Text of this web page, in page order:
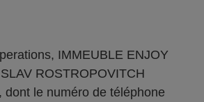
IMMEUBLE ENJOY
ROSTROPOVITCH
dont le numéro de téléphone